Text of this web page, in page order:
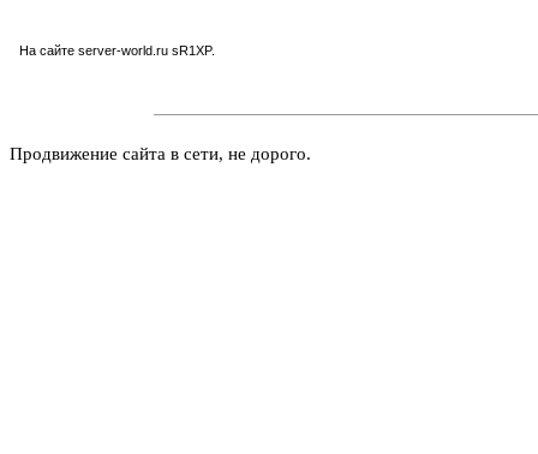
На сайте server-world.ru sR1XP.
Продвижение сайта в сети, не дорого.